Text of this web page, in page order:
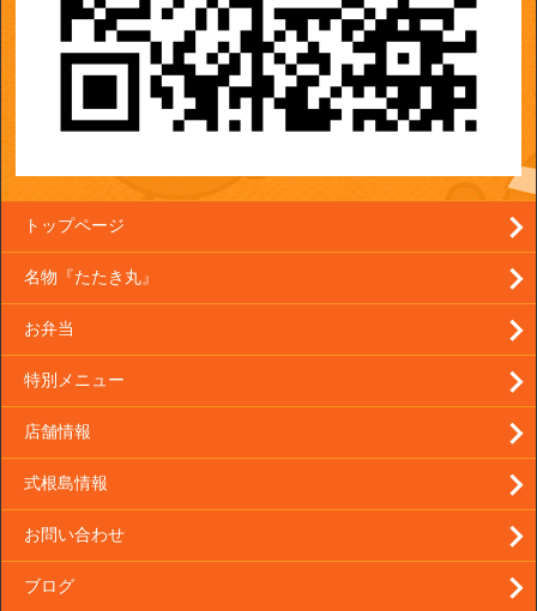
トップページ
名物『たたき丸』
お弁当
特別メニュー
店舗情報
式根島情報
お問い合わせ
ブログ